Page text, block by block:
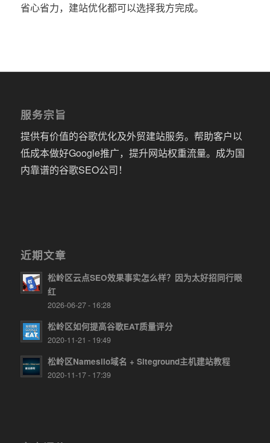
省心省力，建站优化都可以选择我方完成。
服务宗旨
提供有价值的谷歌优化及外贸建站服务。帮助客户以
低成本做好Google推广，提升网站权重流量。成为国
内靠谱的谷歌SEO公司！
近期文章
松岭区云点SEO效果事实怎么样？因为太好招同行眼
红
2026-06-27 - 16:28
松岭区如何提高谷歌EAT质量评分
2020-11-21 - 19:49
松岭区Namesilo域名 + Siteground主机建站教程
2020-11-17 - 17:39